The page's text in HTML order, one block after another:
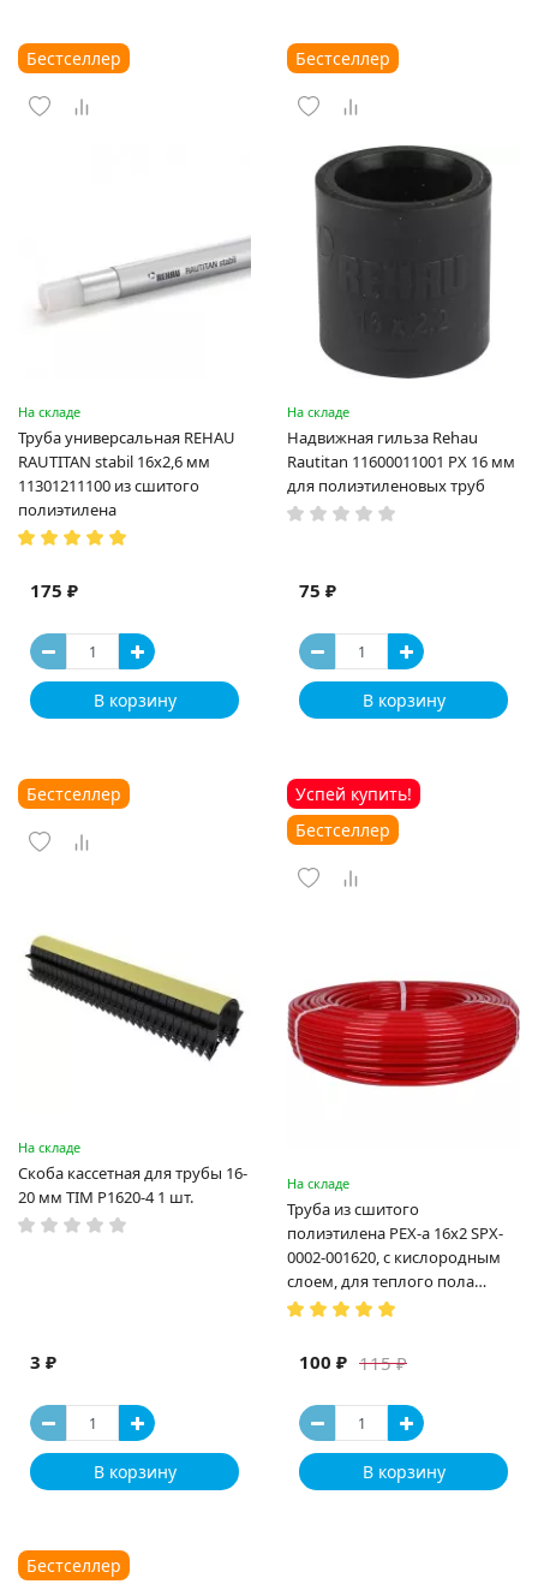
Бестселлер
На складе
Труба универсальная REHAU
RAUTITAN stabil 16х2,6 мм
11301211100 из сшитого
полиэтилена
175 ₽
В корзину
Бестселлер
На складе
Надвижная гильза Rehau
Rautitan 11600011001 PX 16 мм
для полиэтиленовых труб
75 ₽
В корзину
Бестселлер
На складе
Скоба кассетная для трубы 16-
20 мм TIM P1620-4 1 шт.
3 ₽
В корзину
Успей купить!
Бестселлер
На складе
Труба из сшитого
полиэтилена PEX-a 16х2 SPX-
0002-001620, с кислородным
слоем, для теплого пола
(Испания)
115 ₽
100 ₽
В корзину
Бестселлер